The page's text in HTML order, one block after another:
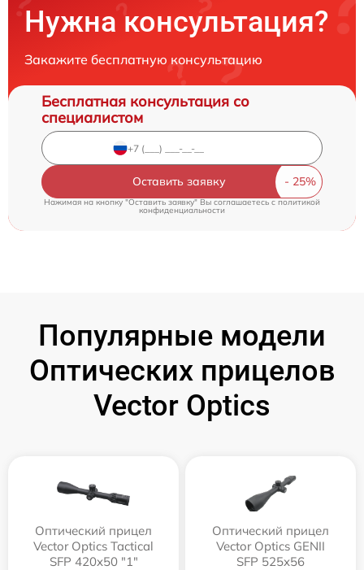
Нужна консультация?
Закажите бесплатную консультацию
Бесплатная консультация со
специалистом
Оставить заявку
Нажимая на кнопку "Оставить заявку" Вы соглашаетесь cполитикой
конфиденциальности
Популярные модели
Оптических прицелов
Vector Optics
Оптический прицел
Vector Optics Tactical
SFP 420x50 "1"
Оптический прицел
Vector Optics GENII
SFP 525x56